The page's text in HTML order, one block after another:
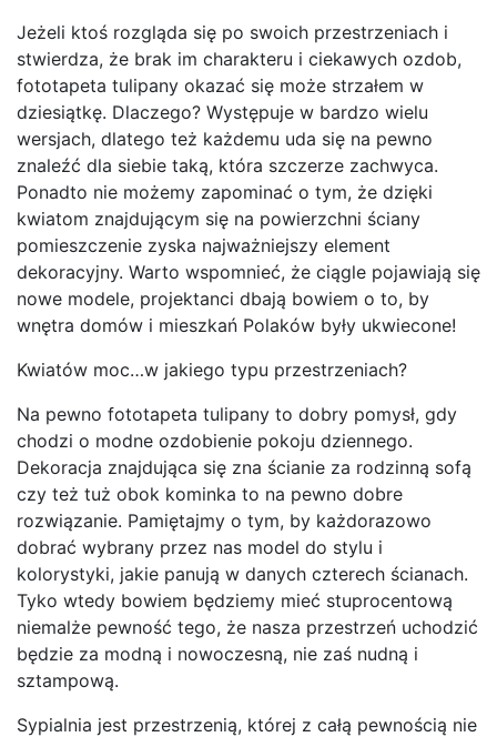
Jeżeli ktoś rozgląda się po swoich przestrzeniach i
stwierdza, że brak im charakteru i ciekawych ozdob,
fototapeta tulipany okazać się może strzałem w
dziesiątkę. Dlaczego? Występuje w bardzo wielu
wersjach, dlatego też każdemu uda się na pewno
znaleźć dla siebie taką, która szczerze zachwyca.
Ponadto nie możemy zapominać o tym, że dzięki
kwiatom znajdującym się na powierzchni ściany
pomieszczenie zyska najważniejszy element
dekoracyjny. Warto wspomnieć, że ciągle pojawiają się
nowe modele, projektanci dbają bowiem o to, by
wnętra domów i mieszkań Polaków były ukwiecone!
Kwiatów moc…w jakiego typu przestrzeniach?
Na pewno fototapeta tulipany to dobry pomysł, gdy
chodzi o modne ozdobienie pokoju dziennego.
Dekoracja znajdująca się zna ścianie za rodzinną sofą
czy też tuż obok kominka to na pewno dobre
rozwiązanie. Pamiętajmy o tym, by każdorazowo
dobrać wybrany przez nas model do stylu i
kolorystyki, jakie panują w danych czterech ścianach.
Tyko wtedy bowiem będziemy mieć stuprocentową
niemalże pewność tego, że nasza przestrzeń uchodzić
będzie za modną i nowoczesną, nie zaś nudną i
sztampową.
Sypialnia jest przestrzenią, której z całą pewnością nie